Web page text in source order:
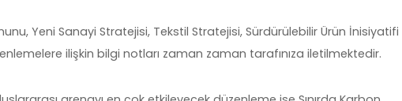
Yeni Sanayi Stratejisi, Tekstil Stratejisi, Sürdürülebilir Ürün
ilişkin bilgi notları zaman zaman tarafınıza iletilmektedir.